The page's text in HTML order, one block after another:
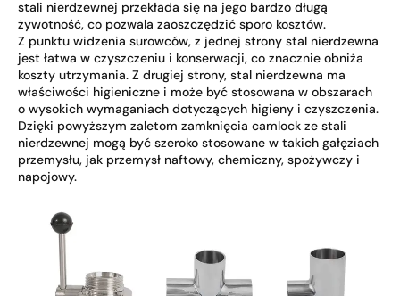
stali nierdzewnej przekłada się na jego bardzo długą
żywotność, co pozwala zaoszczędzić sporo kosztów.
Z punktu widzenia surowców, z jednej strony stal nierdzewna
jest łatwa w czyszczeniu i konserwacji, co znacznie obniża
koszty utrzymania. Z drugiej strony, stal nierdzewna ma
właściwości higieniczne i może być stosowana w obszarach
o wysokich wymaganiach dotyczących higieny i czyszczenia.
Dzięki powyższym zaletom zamknięcia camlock ze stali
nierdzewnej mogą być szeroko stosowane w takich gałęziach
przemysłu, jak przemysł naftowy, chemiczny, spożywczy i
napojowy.